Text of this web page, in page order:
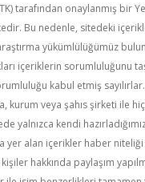
tarafından onaylanmış bir
Bu nedenle, sitedeki
yükümlülüğümüz
içeriklerin sorumluluğunu
kabul etmiş
kurum veya şahıs şirketi ile
yalnızca kendi
yer alan içerikler haber niteliği
hakkında paylaşım